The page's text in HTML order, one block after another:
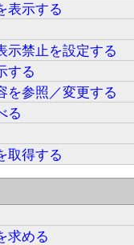
表示する
示禁止を設定する
する
を参照／変更する
る
取得する
求める